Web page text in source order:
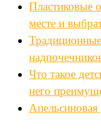
Пластиковые
месте и
Что такое
него
Апельсиновая